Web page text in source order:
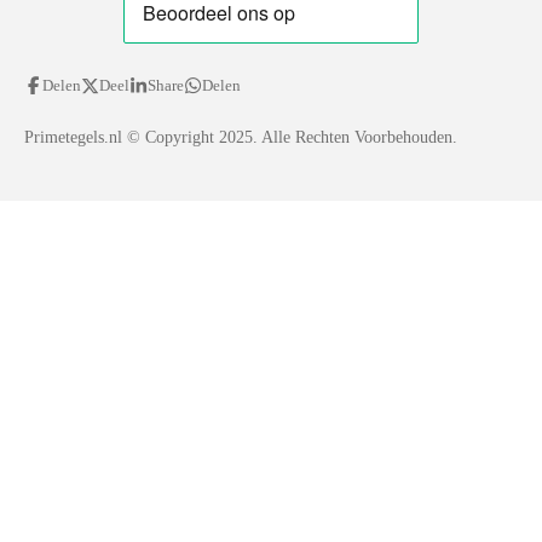
Delen Deel Share Delen
Primetegels.nl © Copyright 2025. Alle Rechten Voorbehouden.